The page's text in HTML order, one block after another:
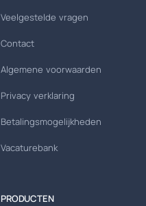
Veelgestelde vragen
Contact
Algemene voorwaarden
Privacy verklaring
Betalingsmogelijkheden
Vacaturebank
PRODUCTEN